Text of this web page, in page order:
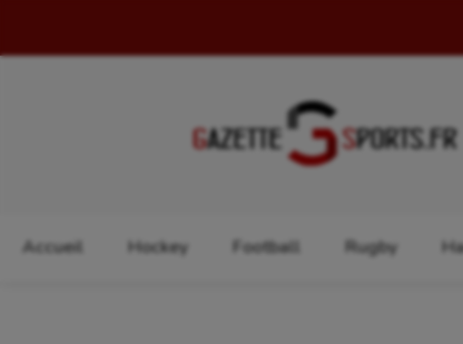
Accueil Hockey Football Rugby